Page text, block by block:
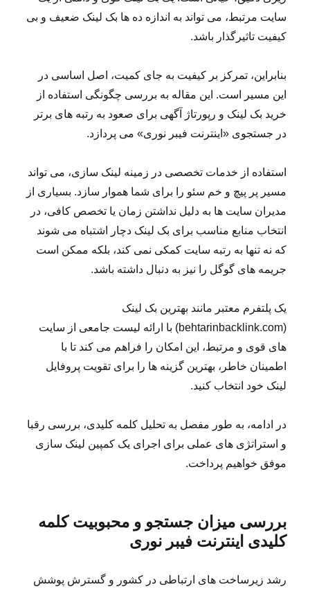
سایت مرتبط، می تواند به اندازه ده ها بک لینک ضعیف و بی
کیفیت تاثیرگذار باشد.
بنابراین، تمرکز بر کیفیت به جای کمیت، اصل اساسی در
این مسیر است. این مقاله به بررسی چگونگی استفاده از
خرید بک لینک و رپورتاژ آگهی برای صعود به رتبه های برتر
در جستجوی «اینترنت فیبر نوری» می پردازد.
استفاده از خدمات تخصصی در زمینه لینک سازی، می تواند
مسیر پر پیچ و خم سئو را برای شما هموار سازد. بسیاری از
مدیران سایت ها به دلیل نداشتن زمان یا تخصص کافی، در
انتخاب منابع مناسب برای بک لینک دچار اشتباه می شوند
که نه تنها به رتبه سایت کمکی نمی کند، بلکه ممکن است
جریمه های گوگل را نیز به دنبال داشته باشد.
یک پلتفرم معتبر مانند بهترین بک لینک
(behtarinbacklink.com) با ارائه لیست جامعی از سایت
های قوی و مرتبط، این امکان را فراهم می کند تا با
اطمینان خاطر، بهترین گزینه ها را برای تقویت پروفایل
لینک خود انتخاب کنید.
در ادامه، به طور مفصل به تحلیل کلمه کلیدی، بررسی رقبا
و استراتژی های عملی برای اجرای یک کمپین لینک سازی
موفق خواهیم پرداخت.
بررسی میزان جستجو و محبوبیت کلمه
کلیدی اینترنت فیبر نوری
رشد زیرساخت های ارتباطی در کشور و گسترش پوشش